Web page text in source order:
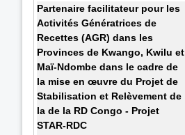
Partenaire facilitateur pour les
Activités Génératrices de
Recettes (AGR) dans les
Provinces de Kwango, Kwilu et
Maï-Ndombe dans le cadre de
la mise en œuvre du Projet de
Stabilisation et Relèvement de
la de la RD Congo - Projet
STAR-RDC